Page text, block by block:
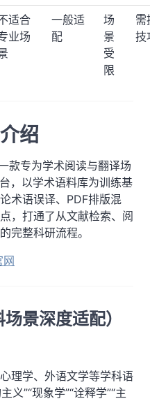
适合
业场
一般适
配
场
景
受
限
需
技
绍
款专为学术阅读与翻译场
，以学术语料库为训练基
术语误译、PDF排版混
，打通了从文献检索、阅
完整科研流程。
网
景深度适配）
理学、外语文学等学科语
义”“现象学”“诠释学”“主